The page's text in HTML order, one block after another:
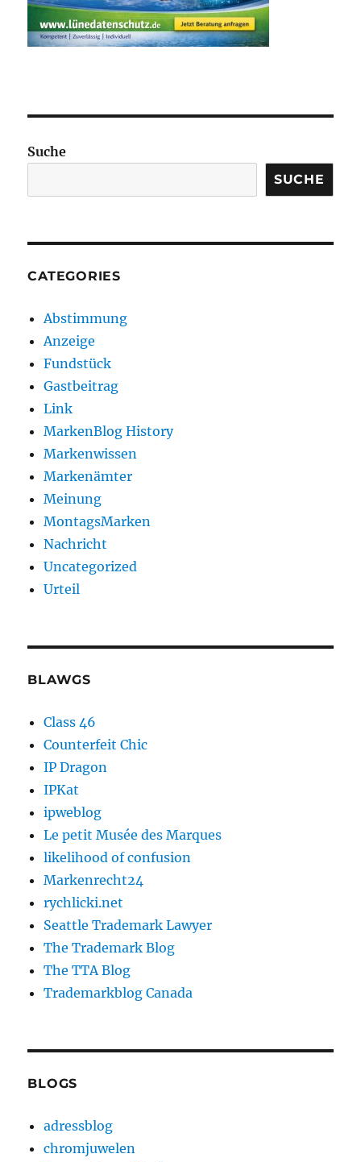
Suche
SUCHE
CATEGORIES
Abstimmung
Anzeige
Fundstück
Gastbeitrag
Link
MarkenBlog History
Markenwissen
Markenämter
Meinung
MontagsMarken
Nachricht
Uncategorized
Urteil
BLAWGS
Class 46
Counterfeit Chic
IP Dragon
IPKat
ipweblog
Le petit Musée des Marques
likelihood of confusion
Markenrecht24
rychlicki.net
Seattle Trademark Lawyer
The Trademark Blog
The TTA Blog
Trademarkblog Canada
BLOGS
adressblog
chromjuwelen